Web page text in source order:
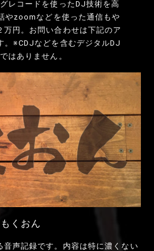
レコードを使ったDJ技術を高
やzoomなどを使った通信もや
万円。お問い合わせは下記のア
。※CDJなどを含むデジタルDJ
はありません。
もくおん
音声記録です。内容は特に濃くない